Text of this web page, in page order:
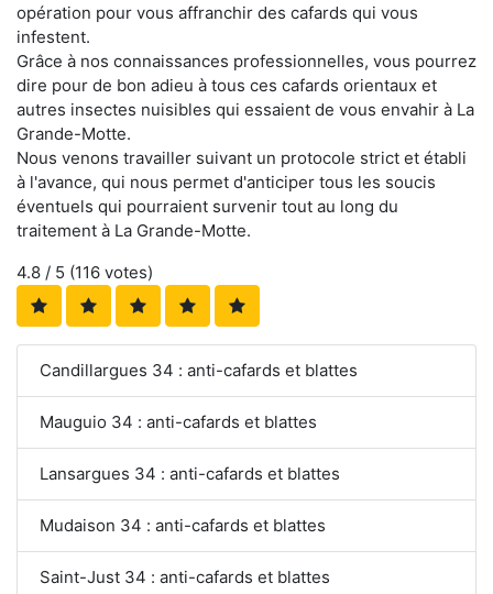
opération pour vous affranchir des cafards qui vous
infestent.
Grâce à nos connaissances professionnelles, vous pourrez
dire pour de bon adieu à tous ces cafards orientaux et
autres insectes nuisibles qui essaient de vous envahir à La
Grande-Motte.
Nous venons travailler suivant un protocole strict et établi
à l'avance, qui nous permet d'anticiper tous les soucis
éventuels qui pourraient survenir tout au long du
traitement à La Grande-Motte.
4.8 / 5 (116 votes)
Candillargues 34 : anti-cafards et blattes
Mauguio 34 : anti-cafards et blattes
Lansargues 34 : anti-cafards et blattes
Mudaison 34 : anti-cafards et blattes
Saint-Just 34 : anti-cafards et blattes